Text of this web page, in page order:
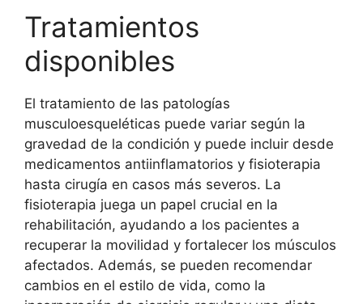
Tratamientos
disponibles
El tratamiento de las patologías
musculoesqueléticas puede variar según la
gravedad de la condición y puede incluir desde
medicamentos antiinflamatorios y fisioterapia
hasta cirugía en casos más severos. La
fisioterapia juega un papel crucial en la
rehabilitación, ayudando a los pacientes a
recuperar la movilidad y fortalecer los músculos
afectados. Además, se pueden recomendar
cambios en el estilo de vida, como la